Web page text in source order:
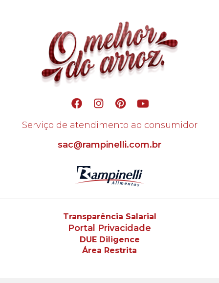
Serviço de atendimento ao consumidor
sac@rampinelli.com.br
Transparência Salarial
Portal Privacidade
DUE Diligence
Área Restrita